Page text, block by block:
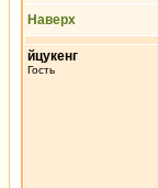
Наверх
йцукенг
Гость